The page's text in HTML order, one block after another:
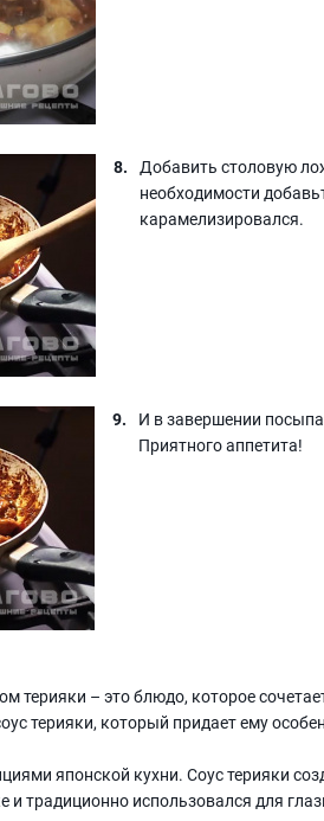
Добавить столовую
необходимости
карамелизировался.
И в завершении
Приятного аппетита!
терияки – это блюдо, которое
терияки, который придает ему
японской кухни. Соус терияки
и традиционно использовался для